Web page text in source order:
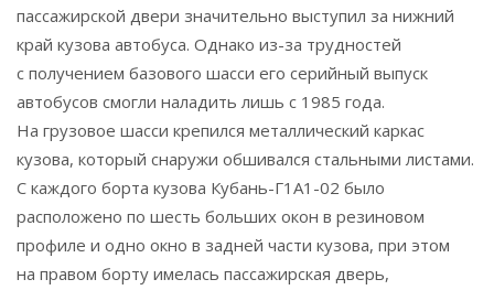
пассажирской двери значительно выступил за нижний
край кузова автобуса. Однако из-за трудностей
с получением базового шасси его серийный выпуск
автобусов смогли наладить лишь с 1985 года.
На грузовое шасси крепился металлический каркас
кузова, который снаружи обшивался стальными листами.
С каждого борта кузова Кубань-Г1А1-02 было
расположено по шесть больших окон в резиновом
профиле и одно окно в задней части кузова, при этом
на правом борту имелась пассажирская дверь,